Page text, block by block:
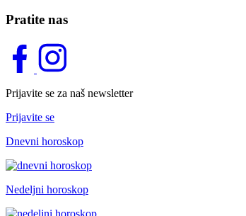
Pratite nas
Prijavite se za naš newsletter
Prijavite se
Dnevni horoskop
Nedeljni horoskop